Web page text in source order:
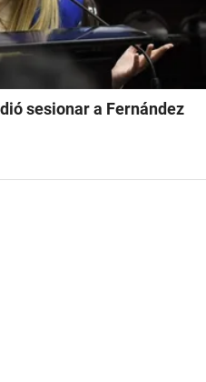
sesionar a Fernández